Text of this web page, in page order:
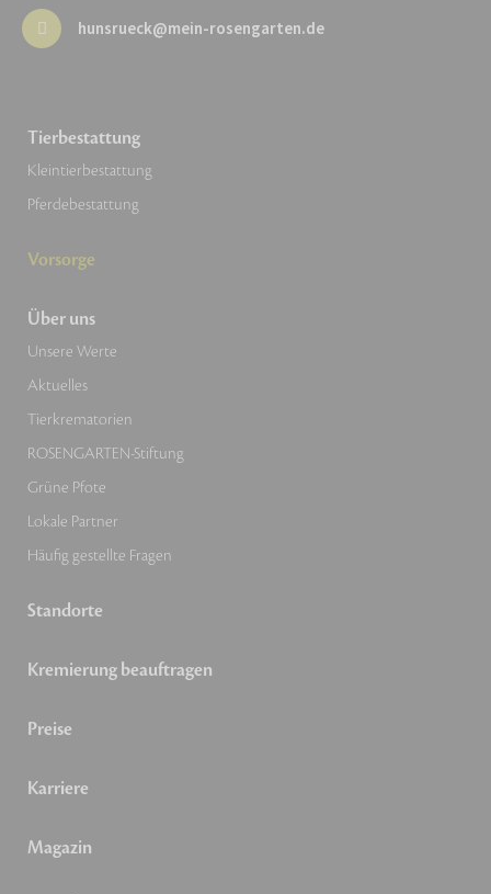
hunsrueck@mein-rosengarten.de
Tierbestattung
Kleintierbestattung
Pferdebestattung
Vorsorge
Über uns
Unsere Werte
Aktuelles
Tierkrematorien
ROSENGARTEN-Stiftung
Grüne Pfote
Lokale Partner
Häufig gestellte Fragen
Standorte
Kremierung beauftragen
Preise
Karriere
Magazin